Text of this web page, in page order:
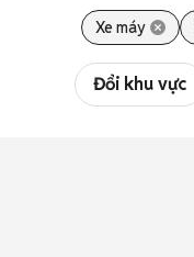
Xe máy
Đổi khu vực